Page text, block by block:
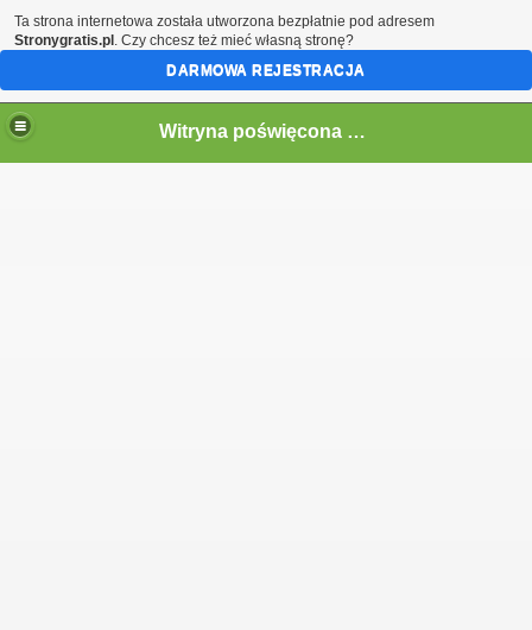
Witryna poświęcona motocyklom Wsk
Ta strona internetowa została utworzona bezpłatnie pod adresem
Stronygratis.pl . Czy chcesz też mieć własną stronę?
DARMOWA REJESTRACJA